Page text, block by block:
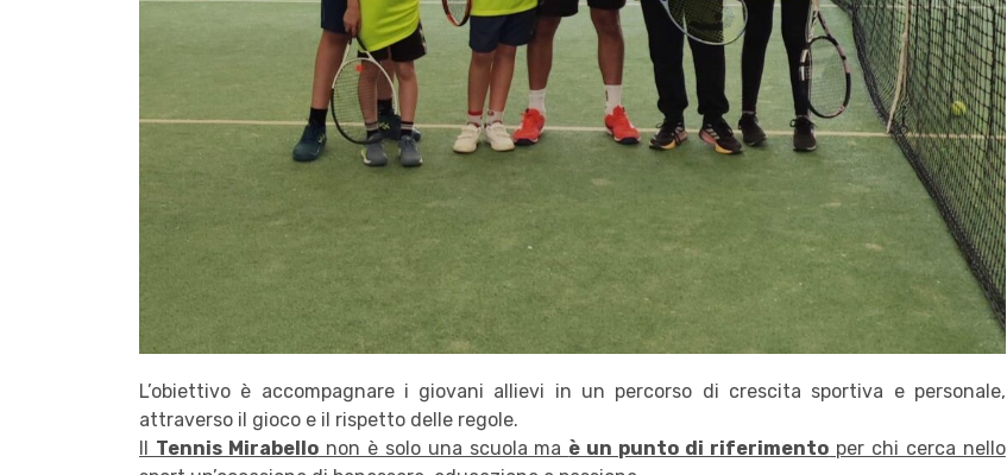
L’obiettivo è accompagnare i giovani allievi in un percorso di crescita sportiva e personale,
attraverso il gioco e il rispetto delle regole.
Il Tennis Mirabellonon è solo una scuola ma è un punto di riferimento per chi cerca nello